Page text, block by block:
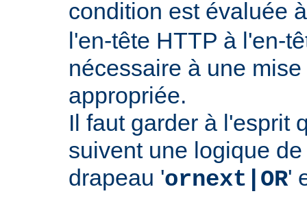
condition est évaluée
l'en-tête HTTP à l'en-
nécessaire à une
appropriée.
Il faut garder à l'esprit
suivent une logique
drapeau 'ornext|OR'